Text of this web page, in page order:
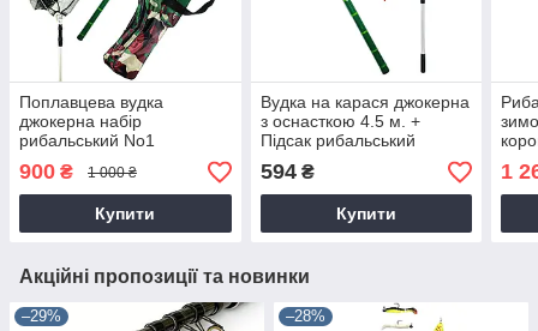
Поплавцева вудка
джокерна набір
рибальський No1
900 ₴ 1 000 ₴
Купити
Вудка на карася джокерна
з оснасткою 4.5 м. +
Підсак рибальський
складаний
594₴
Купити
1
Акційні пропозиції та новинки
–29% –28%